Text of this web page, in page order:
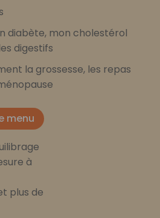
diabète, mon cholestérol
digestifs
la grossesse, les repas
menu
à
plus de